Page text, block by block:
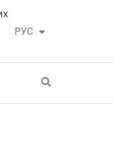
РУС
ҚАЗ